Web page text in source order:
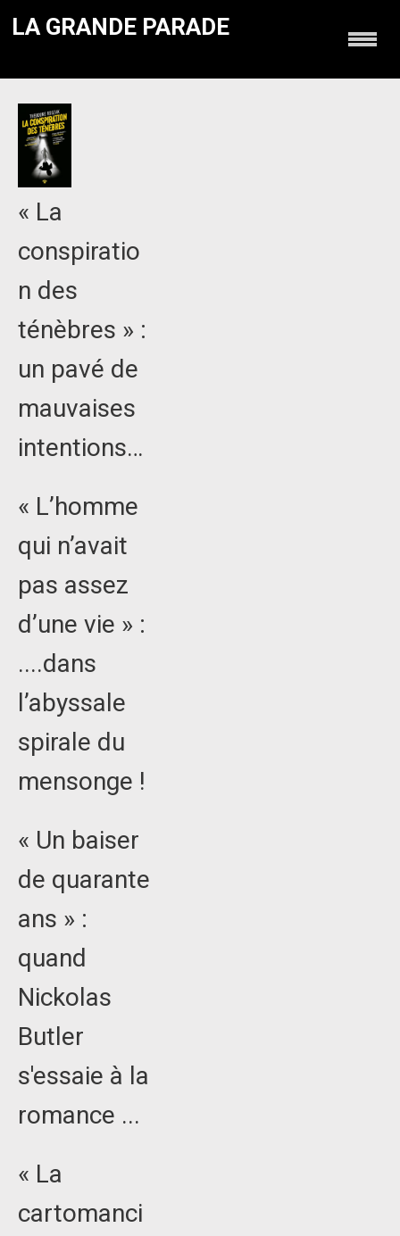
LA GRANDE PARADE
« La
conspiratio
n des
ténèbres » :
un pavé de
mauvaises
intentions…
« L’homme
qui n’avait
pas assez
d’une vie » :
....dans
l’abyssale
spirale du
mensonge !
« Un baiser
de quarante
ans » :
quand
Nickolas
Butler
s'essaie à la
romance ...
« La
cartomanci